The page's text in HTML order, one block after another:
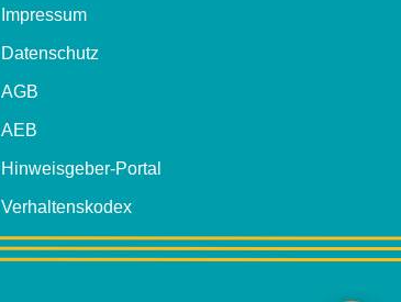
Impressum
Datenschutz
AGB
AEB
Hinweisgeber-Portal
Verhaltenskodex